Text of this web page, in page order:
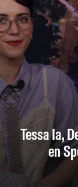
Tessa Ia,
en